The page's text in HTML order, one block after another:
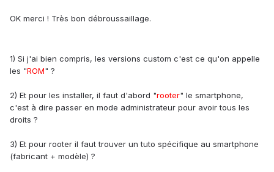
OK merci ! Très bon débroussaillage.
1) Si j'ai bien compris, les versions custom c'est ce qu'on appelle
les "ROM" ?
2) Et pour les installer, il faut d'abord "rooter" le smartphone,
c'est à dire passer en mode administrateur pour avoir tous les
droits ?
3) Et pour rooter il faut trouver un tuto spécifique au smartphone
(fabricant + modèle) ?